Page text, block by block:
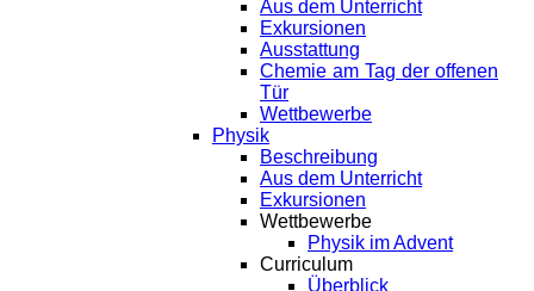
Aus dem Unterricht
Exkursionen
Ausstattung
Chemie am Tag der offenen
Tür
Wettbewerbe
Physik
Beschreibung
Aus dem Unterricht
Exkursionen
Wettbewerbe
Physik im Advent
Curriculum
Überblick